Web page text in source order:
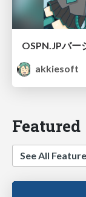
akkiesoft
Featured
See All